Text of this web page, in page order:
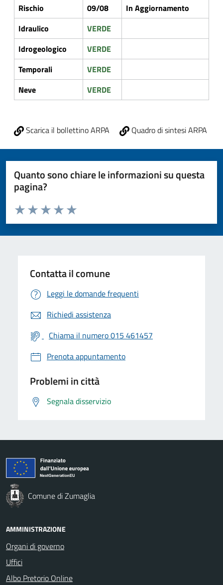
Rischio
09/08
In Aggiornamento
Idraulico
VERDE
Idrogeologico
VERDE
Temporali
VERDE
Neve
VERDE
Scarica il bollettino ARPA Quadro di sintesi ARPA
Quanto sono chiare le informazioni su questa
pagina?
Valuta da 1 a 5 stelle la pagina
Valuta 5 stelle su 5
Valuta 4 stelle su 5
Valuta 3 stelle su 5
Valuta 2 stelle su 5
Valuta 1 stelle su 5
Contatta il comune
Leggi le domande frequenti
Richiedi assistenza
Chiama il numero 015 461457
Prenota appuntamento
Problemi in città
Segnala disservizio
Comune di Zumaglia
AMMINISTRAZIONE
Organi di governo
Uffici
Albo Pretorio Online